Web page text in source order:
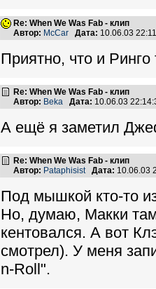
Re: When We Was Fab - клип
Автор: McCar Дата: 10.06.03
Приятно, что и
Re: When We Was Fab - клип
Автор: Beka Дата: 10.06.03
А ещё я заметил
Re: When We Was Fab - клип
Автор: Pataphisist Дата: 10.06.03
Под мышкой кто-то
Но, думаю, Макки
кентовался. А вот
смотрел). У меня
n-Roll".